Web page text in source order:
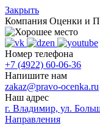
Закрыть
Компания Оценки и
Номер телефона
+7 (4922) 60-06-36
Напишите нам
zakaz@pravo-ocenka.ru
Наш адрес
г. Владимир, ул.
Направления